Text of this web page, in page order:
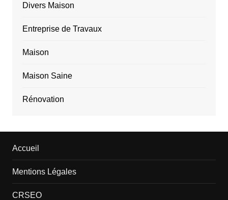
Divers Maison
Entreprise de Travaux
Maison
Maison Saine
Rénovation
Accueil
Mentions Légales
CRSEO